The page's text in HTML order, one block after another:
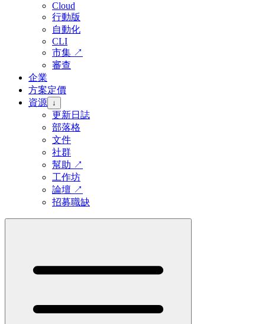
Cloud
行動版
自動化
CLI
市集 ↗
審查
企業
方案定價
資源 ↓
更新日誌
部落格
文件
社群
幫助 ↗
工作坊
論壇 ↗
招募職缺